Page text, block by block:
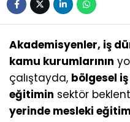
Akademisyenler, iş
kamu kurumlarının
çalıştayda, bölgesel
eğitimin sektör
yerinde mesleki eğitim